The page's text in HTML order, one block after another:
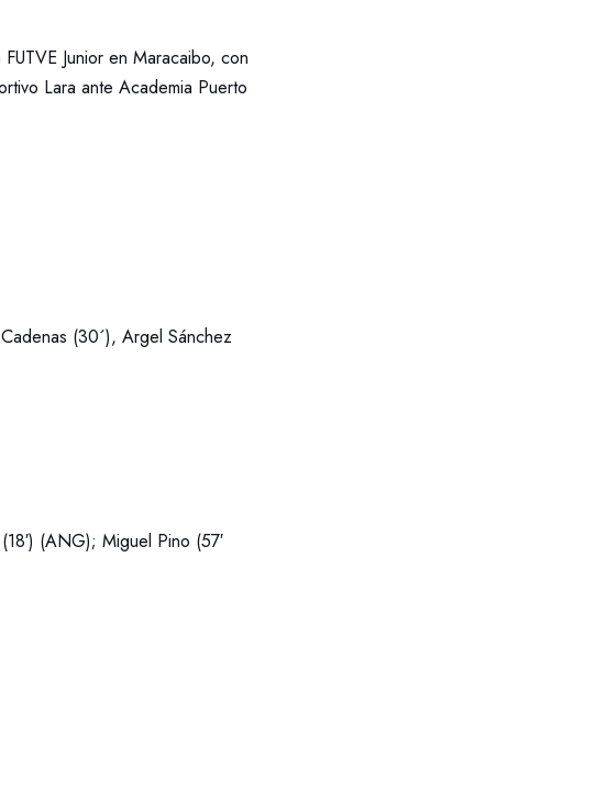
Junior en Maracaibo, con
Lara ante Academia Puerto
(30´), Argel Sánchez
(ANG); Miguel Pino (57′